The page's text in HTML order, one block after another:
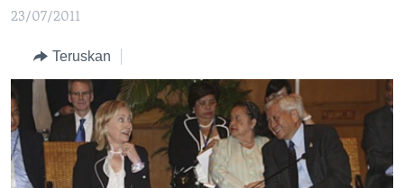
ke
Utama
Lanjut
ke
Pencarian
DAFTAR PROGRAM
Learning English
IKUTI KAMI
23/07/2011
Teruskan